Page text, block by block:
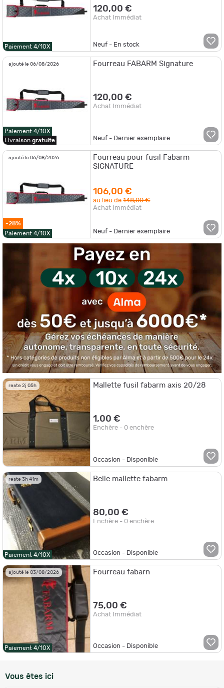
Paiement 4/10X
120,00 €
Achat Immédiat
Neuf - En stock
ajouté le 06/08/2026
Paiement 4/10X
Livraison gratuite
Fourreau FABARM Signature
120,00 €
Achat Immédiat
Neuf - Dernier exemplaire
ajouté le 06/08/2026
-28%
Paiement 4/10X
Fourreau pour fusil Fabarm
SIGNATURE
106,00 €
au lieu de148,00 €
Achat Immédiat
Neuf - Dernier exemplaire
reste 2j 05h Mallette fusil fabarm axis 20/28
1,00 €
Enchère - 0 enchère
Occasion - Disponible
reste 3h 41m
Paiement 4/10X
Belle mallette fabarm
80,00 €
Enchère - 0 enchère
Occasion - Disponible
ajouté le 03/08/2026
Paiement 4/10X
Fourreau fabarn
75,00 €
Achat Immédiat
Occasion - Disponible
Vous êtes ici